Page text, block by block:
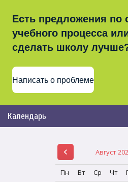
Есть предложения по
учебного процесса
сделать школу
Написать о проблеме
Календарь
Август
Пн Вт Ср Чт